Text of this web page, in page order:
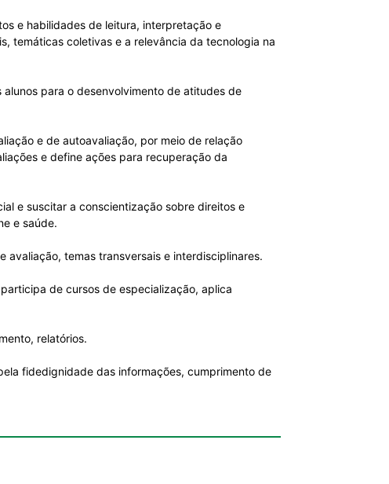
e habilidades de leitura, interpretação e
temáticas coletivas e a relevância da tecnologia na
para o desenvolvimento de atitudes de
e de autoavaliação, por meio de relação
e define ações para recuperação da
e suscitar a conscientização sobre direitos e
e saúde.
temas transversais e interdisciplinares.
de cursos de especialização, aplica
relatórios.
fidedignidade das informações, cumprimento de